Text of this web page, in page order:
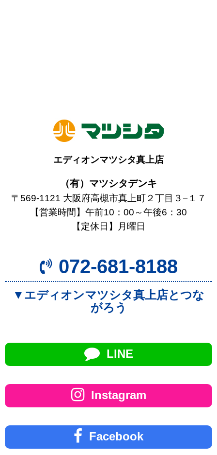
エディオンマツシタ真上店
（有）マツシタデンキ
〒569-1121 大阪府高槻市真上町２丁目３−１７
【営業時間】午前10：00～午後6：30
【定休日】月曜日
072-681-8188
▼エディオンマツシタ真上店とつな
がろう
LINE
Instagram
Facebook